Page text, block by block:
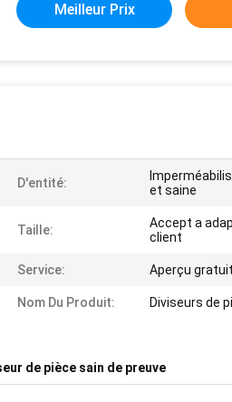
Meilleur Prix
D'entité:
et saine
Taille:
Accept a
client
Service: Aperçu
Nom Du Produit: Diviseurs de
de pièce sain de preuve